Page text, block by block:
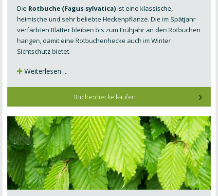
Die Rotbuche (Fagus sylvatica)ist eine klassische,
heimische und sehr beliebte Heckenpflanze. Die im Spätjahr
verfärbten Blätter bleiben bis zum Frühjahr an den Rotbuchen
hangen, damit eine Rotbuchenhecke auch im Winter
Sichtschutz bietet.
Weiterlesen ...
Buchenhecke kaufen